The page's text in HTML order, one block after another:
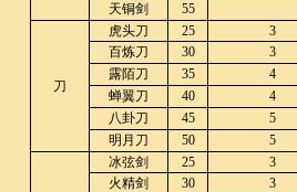
天铜剑
55
刀
虎头刀 25 3
百炼刀
30 3
露陌刀
35 4
蝉翼刀
40 4
八卦刀
45 5
明月刀
50 5
冰弦剑 25 3
火精剑
30 3